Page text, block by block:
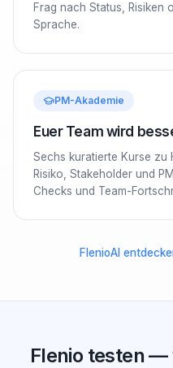
Frag nach Status, Risiken
Sprache.
PM-Akademie
Euer Team wird
Sechs kuratierte Kurse zu
Risiko, Stakeholder und
Checks und Team-
FlenioAI
Flenio testen